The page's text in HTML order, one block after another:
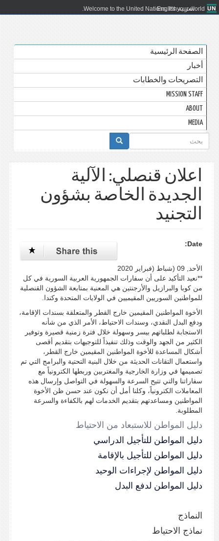
Welcome to the United Nations. It's your world.
العربية English
الصفحة الرئيسية
أخبار
التصريحات والخطابات
MISSION STAFF
ABOUT
MEDIA
استمارة
البحث
اعلان قنصلي: الآلية
الجديدة الخاصة بشؤون
التجنيد
Date:
الأحد, 09 (شباط (فبراير 2020
**نعيد التأكيد على أن سفارات الجمهورية العربية السورية في كل
من كوبا والبرازيل والأرجنتين هي المعنية بمتابعة الشؤون القنصلية
للمواطنين السوريين المقيميين في الولايات المتحدة وكندا.
الأخوة المواطنين المقيمين خارج القطر والمتعلقة بسندات الإقامة،
ودفع البدل النقدي، وسندات الاحتياط، الأمر الذي من شأنه
الاستجابة لطلباتهم بيسر وسهولة خلال فترة زمنية قصيرة وتوفير
الكثير من الجهد والوقت وذلك تنفيذاً للتوجيهات بتقديم أقصى
أشكال المساعدة للأخوة المواطنين المقيمين خارج القطر،
واستعمال التقانات الحديثة من خلال البنية التحتية والبرامج التي تم
تصميمها في وزارة الخارجية والمغتربين وربطها الكترونياً مع
سفاراتنا والتي تتيح السرعة والسهولة في التواصل وإرسال هذه
المعاملات الكترونياً، وكلنا أمل أن نكون عند حسن ظن الأخوة
المواطنين ومساعدتهم بتقديم الخدمات لهم بالكفاءة والسرعة
المطلوبة.
دليل المواطن للاستبعاد من الاحتياط
دليل المواطن للتأجيل الدراسي
دليل المواطن للتأجيل بالإقامة
دليل المواطن لإجراءات الوحيد
دليل المواطن لدفع البدل
النماذج
نماذج الاحتياط